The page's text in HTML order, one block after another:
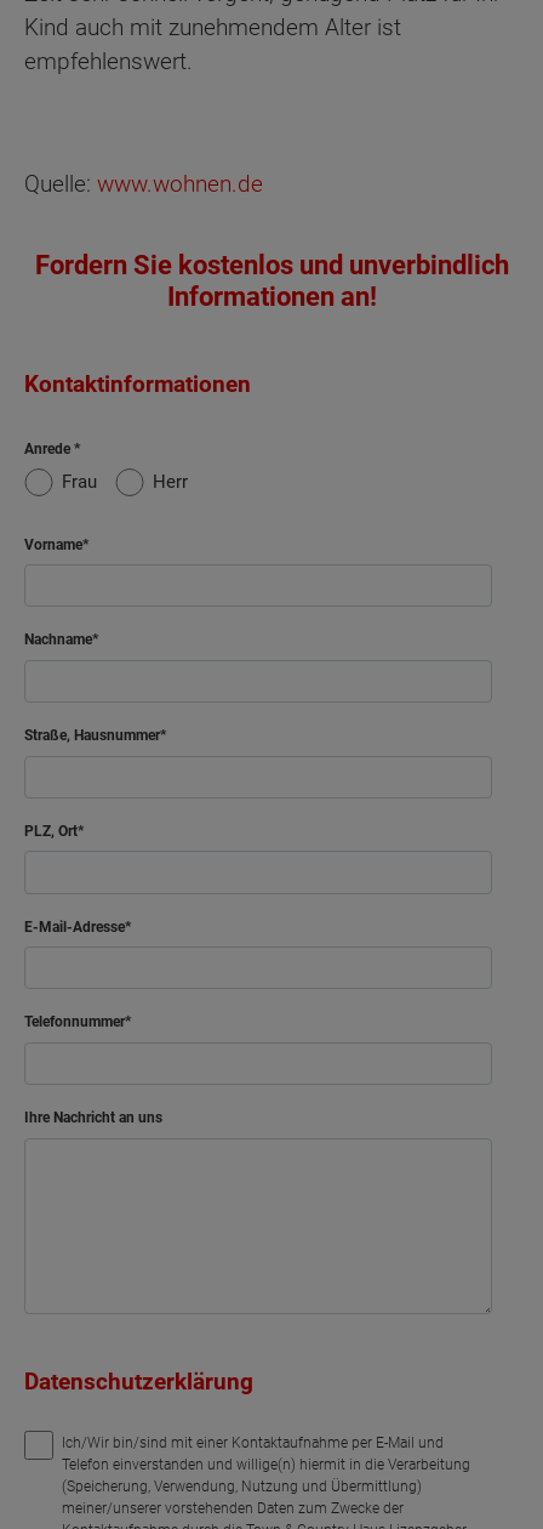
Kind auch mit zunehmendem Alter ist
empfehlenswert.
Quelle: www.wohnen.de
Fordern Sie kostenlos und unverbindlich
Informationen an!
Kontaktinformationen
Anrede
Frau Herr
Vorname
Nachname
Straße, Hausnummer
PLZ, Ort
E-Mail-Adresse
Telefonnummer
Ihre Nachricht an uns
Datenschutzerklärung
Ich/Wir bin/sind mit einer Kontaktaufnahme per E-Mail und
Telefon einverstanden und willige(n) hiermit in die Verarbeitung
(Speicherung, Verwendung, Nutzung und Übermittlung)
meiner/unserer vorstehenden Daten zum Zwecke der